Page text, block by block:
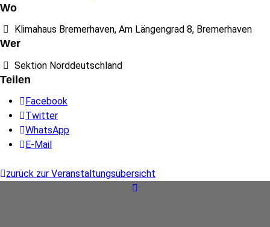
Wo
Klimahaus Bremerhaven, Am Längengrad 8, Bremerhaven
Wer
Sektion Norddeutschland
Teilen
Facebook
Twitter
WhatsApp
E-Mail
zurück zur Veranstaltungsübersicht